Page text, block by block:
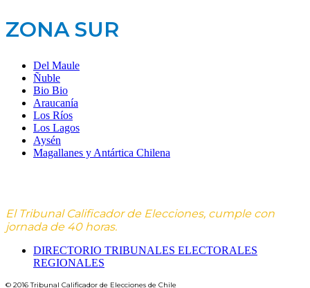
ZONA SUR
Del Maule
Ñuble
Bio Bio
Araucanía
Los Ríos
Los Lagos
Aysén
Magallanes y Antártica Chilena
El Tribunal Calificador de Elecciones, cumple con
jornada de 40 horas.
DIRECTORIO TRIBUNALES ELECTORALES
REGIONALES
© 2016 Tribunal Calificador de Elecciones de Chile